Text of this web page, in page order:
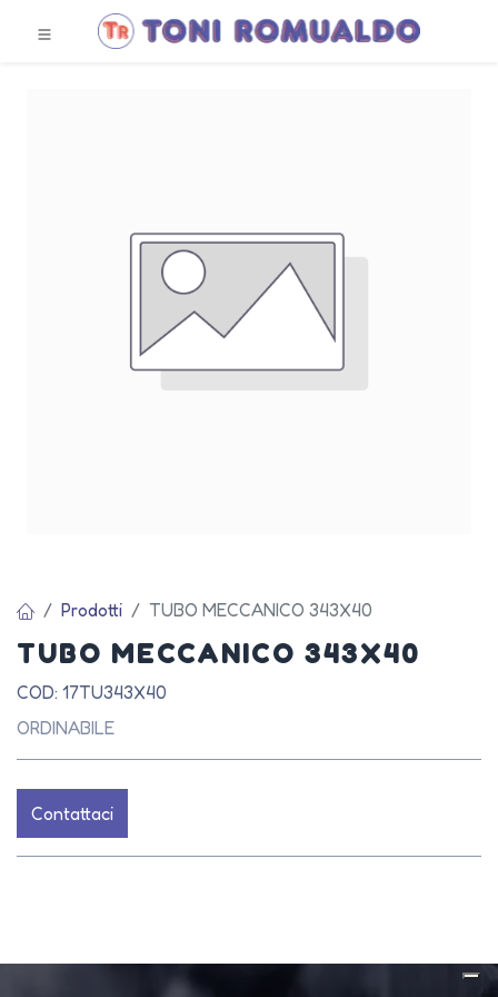
Prodotti TUBO MECCANICO 343X40
TUBO MECCANICO 343X40
COD: 17TU343X40
ORDINABILE
Contattaci